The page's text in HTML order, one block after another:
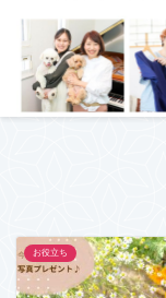
お役立ち